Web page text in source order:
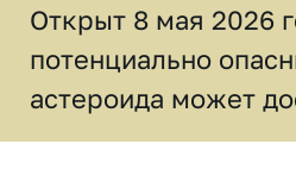
Открыт 8 мая 2026
потенциально
астероида может